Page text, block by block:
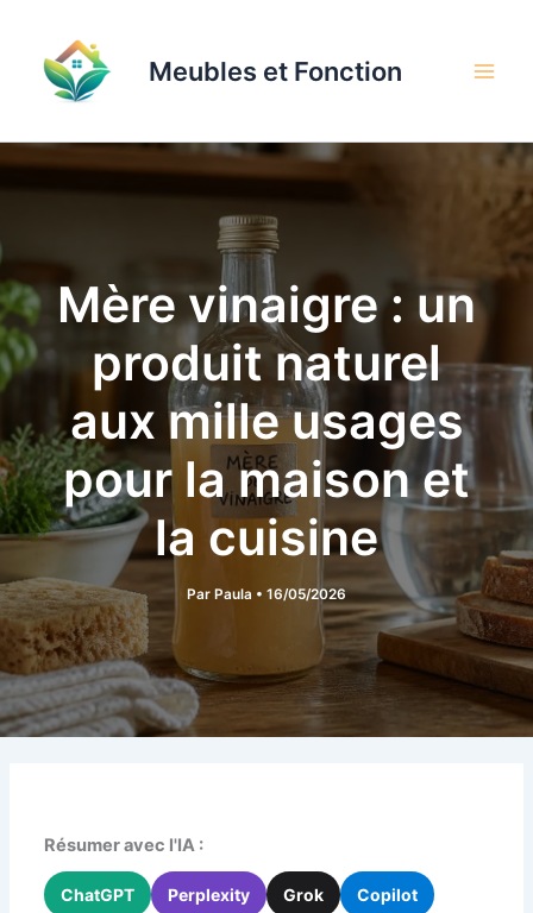
contenu
Meubles et Fonction
Mère vinaigre : un
produit naturel
aux mille usages
pour la maison et
la cuisine
Par Paula • 16/05/2026
Résumer avec l'IA :
ChatGPT Perplexity Grok Copilot